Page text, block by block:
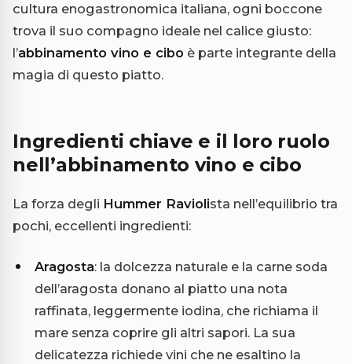
cultura enogastronomica italiana, ogni boccone
trova il suo compagno ideale nel calice giusto:
l’abbinamento vino e cibo è parte integrante della
magia di questo piatto.
Ingredienti chiave e il loro ruolo
nell’abbinamento vino e cibo
La forza degli Hummer Raviolista nell’equilibrio tra
pochi, eccellenti ingredienti:
Aragosta: la dolcezza naturale e la carne soda
dell’aragosta donano al piatto una nota
raffinata, leggermente iodina, che richiama il
mare senza coprire gli altri sapori. La sua
delicatezza richiede vini che ne esaltino la